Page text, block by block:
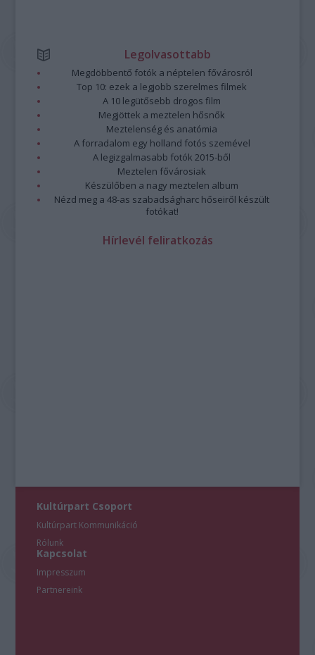
Legolvasottabb
Megdöbbentő fotók a néptelen fővárosról
Top 10: ezek a legjobb szerelmes filmek
A 10 legütősebb drogos film
Megjöttek a meztelen hősnők
Meztelenség és anatómia
A forradalom egy holland fotós szemével
A legizgalmasabb fotók 2015-ből
Meztelen fővárosiak
Készülőben a nagy meztelen album
Nézd meg a 48-as szabadságharc hőseiről készült
fotókat!
Hírlevél feliratkozás
Kultúrpart Csoport
Kultúrpart Kommunikáció
Rólunk
Kapcsolat
Impresszum
Partnereink